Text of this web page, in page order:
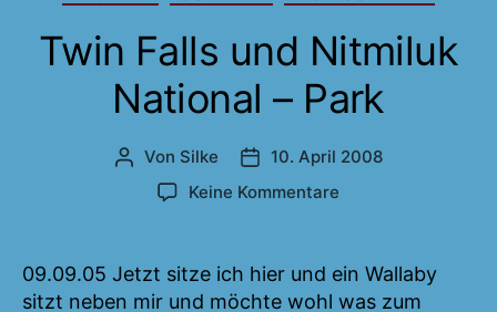
Twin Falls und Nitmiluk
National – Park
Beitragsautor
Von Silke Veröffentlichungsdatum
10. April 2008
Keine Kommentare
und
Nitmiluk
09.09.05 Jetzt sitze ich hier und ein Wallaby
sitzt neben mir und möchte wohl was zum